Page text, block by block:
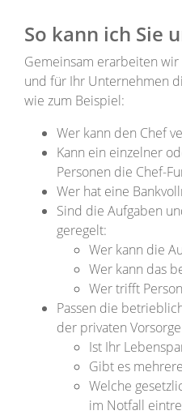
So kann ich Sie
Gemeinsam erarbeiten
und für Ihr Unternehmen
wie zum Beispiel:
Wer kann den Chef
Kann ein einzelner
Personen die Chef-
Wer hat eine
Sind die Aufgaben
geregelt:
Wer kann die
Wer kann das
Wer trifft
Passen die
der privaten
Ist Ihr
Gibt es
Welche
im Notfall